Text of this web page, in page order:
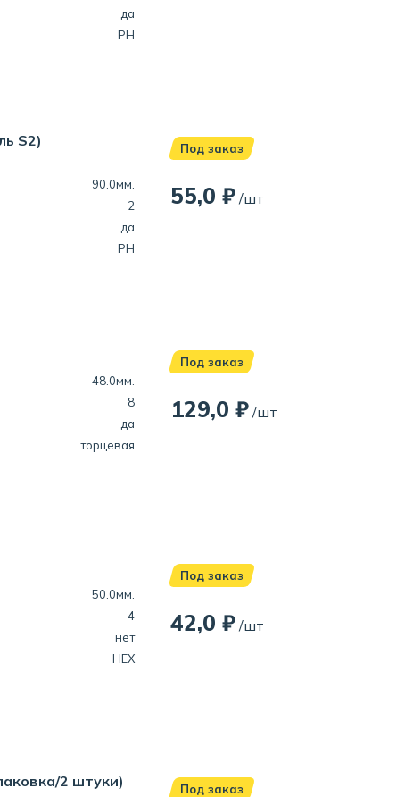
да
PH
S2)
90.0мм.
2
да
PH
Под заказ
55,0 ₽ /шт
48.0мм.
8
да
торцевая
Под заказ
129,0 ₽ /шт
50.0мм.
4
нет
HEX
Под заказ
42,0 ₽ /шт
2 штуки) Под заказ